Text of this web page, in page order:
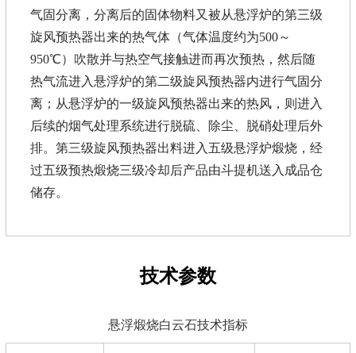
气固分离，分离后的固体物料又被从悬浮炉的第三级
旋风预热器出来的热气体（气体温度约为500～
950℃）吹散并与热空气接触进而再次预热，然后随
热气流进入悬浮炉的第二级旋风预热器内进行气固分
离；从悬浮炉的一级旋风预热器出来的热风，则进入
后续的烟气处理系统进行脱硫、除尘、脱硝处理后外
排。第三级旋风预热器出料进入五级悬浮炉煅烧，经
过五级预热煅烧三级冷却后产品由斗提机送入成品仓
储存。
技术参数
悬浮煅烧白云石技术指标